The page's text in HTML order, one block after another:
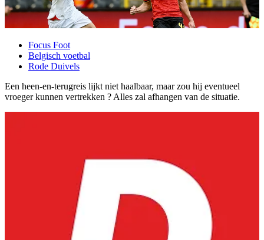
Focus Foot
Belgisch voetbal
Rode Duivels
Een heen-en-terugreis lijkt niet haalbaar, maar zou hij eventueel
vroeger kunnen vertrekken ? Alles zal afhangen van de situatie.